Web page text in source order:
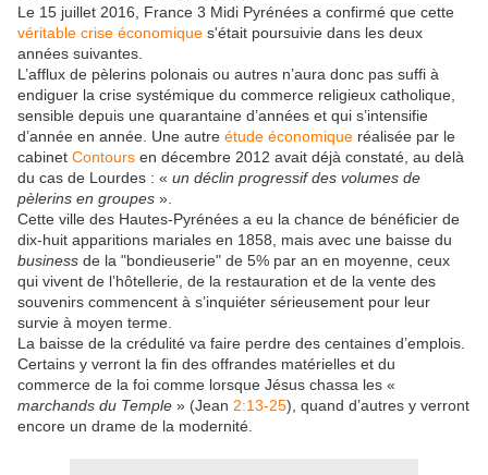
Le 15 juillet 2016, France 3 Midi Pyrénées a confirmé que cette
véritable crise économique s'était poursuivie dans les deux
années suivantes.
L’afflux de pèlerins polonais ou autres n’aura donc pas suffi à
endiguer la crise systémique du commerce religieux catholique,
sensible depuis une quarantaine d’années et qui s’intensifie
d’année en année. Une autre étude économique réalisée par le
cabinet Contours en décembre 2012 avait déjà constaté, au delà
du cas de Lourdes : « un déclin progressif des volumes de
pèlerins en groupes ».
Cette ville des Hautes-Pyrénées a eu la chance de bénéficier de
dix-huit apparitions mariales en 1858, mais avec une baisse du
business de la "bondieuserie" de 5% par an en moyenne, ceux
qui vivent de l’hôtellerie, de la restauration et de la vente des
souvenirs commencent à s’inquiéter sérieusement pour leur
survie à moyen terme.
La baisse de la crédulité va faire perdre des centaines d’emplois.
Certains y verront la fin des offrandes matérielles et du
commerce de la foi comme lorsque Jésus chassa les «
marchands du Temple » (Jean 2:13-25), quand d’autres y verront
encore un drame de la modernité.